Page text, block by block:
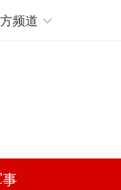
频道